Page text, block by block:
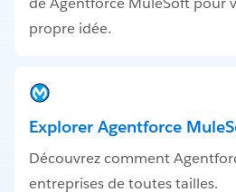
propre idée.
Explorer Agentforce
Découvrez comment
entreprises de toutes tailles.